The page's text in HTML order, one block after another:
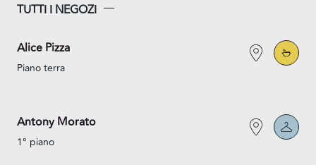
TUTTI I NEGOZI
Alice Pizza
Piano terra
Antony Morato
1° piano